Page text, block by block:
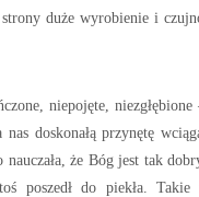
duże wyrobienie i
niepojęte,
doskonałą przynętę
nauczała, że Bóg jest tak
poszedł do piekła. Takie